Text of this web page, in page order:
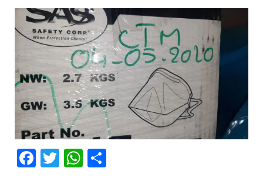
Facebook
Twitter
WhatsApp